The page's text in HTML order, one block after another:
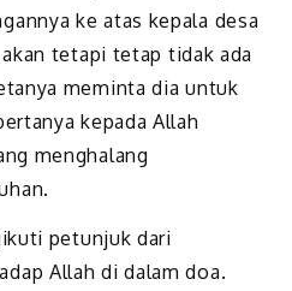
ke atas kepala desa
tetapi tetap tidak ada
meminta dia untuk
kepada Allah
menghalang
petunjuk dari
Allah di dalam doa.